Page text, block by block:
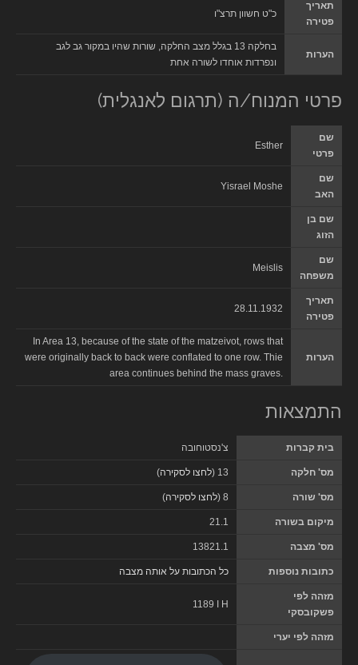
תאריך
פטירה
כ"ט חשוון תרצ"ו
הערות
בחלקה 13 בגלל מצב החלקה, שורות שהיו במקור גב לגב
ונפרדות אוחדו לשורה אחת
פרטי המנוח/ה (תרגום לאנגלית)
שם
פרטי
Esther
שם
האב
Yisrael Moshe
שם בן
הזוג
שם
משפחה
Meislis
תאריך
פטירה
28.11.1932
הערות
In Area 13, because of the state of the matzeivot, rows that
were originally back to back were conflated to one row. Thie
area continues behind the mass graves.
התמצאות
בית קברות צ'נסטוחובה
מס' חלקה 13 ( לחצו לסקירה)
מס' שורה 8 ( לחצו לסקירה)
מיקום בשורה 21.1
מס' מצבה 13821.1
כתובות נוספות כל הכתובות על אותה מצבה
מזהה לפי
פשקובסקי
1189 I H
מזהה לפי יערי